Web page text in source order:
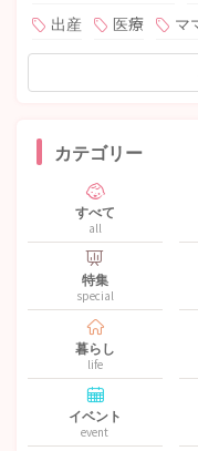
出産
医療 マ
カテゴリー
すべて
all
特集
special
暮らし
life
イベント
event